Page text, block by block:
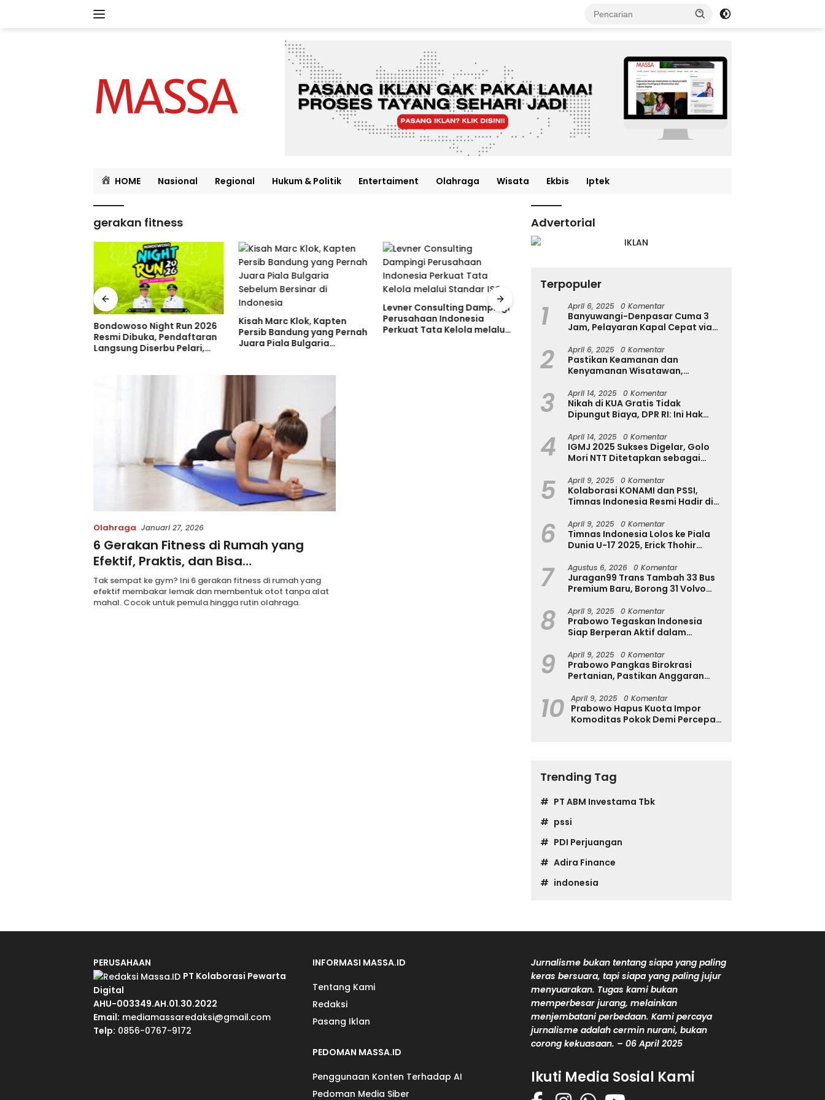
HOME Nasional Regional Hukum & Politik Entertaiment Olahraga Wisata Ekbis Iptek
gerakan fitness
Bondowoso Night Run 2026
Resmi Dibuka, Pendaftaran
Langsung Diserbu Pelari,
Kisah Marc Klok, Kapten
Persib Bandung yang Pernah
Juara Piala Bulgaria
Levner Consulting Dampingi
Perusahaan Indonesia
Perkuat Tata Kelola melalui
Rumah Diserang Rayap
Tanpa Disadari? Kenali
Tanda Awalnya Sebelum
Dinkominfostasandi
Purworejo Kenalkan Formula
Olahraga Januari 27, 2026
6 Gerakan Fitness di Rumah yang
Efektif, Praktis, dan Bisa
Menggantikan Gym
Tak sempat ke gym? Ini 6 gerakan fitness di rumah yang
efektif membakar lemak dan membentuk otot tanpa alat
mahal. Cocok untuk pemula hingga rutin olahraga.
Advertorial
Terpopuler
1 April 6, 2025 0 Komentar
Banyuwangi-Denpasar Cuma 3
Jam, Pelayaran Kapal Cepat via
Denpasar Segera Dibuka
2 April 6, 2025 0 Komentar
Pastikan Keamanan dan
Kenyamanan Wisatawan,
Tinjau Destinasi Wisata
3 April 14, 2025 0 Komentar
Nikah di KUA Gratis Tidak
Dipungut Biaya, DPR RI: Ini Hak
4 April 14, 2025 0 Komentar
IGMJ 2025 Sukses Digelar, Golo
Mori NTT Ditetapkan sebagai
5 April 9, 2025 0 Komentar
Kolaborasi KONAMI dan PSSI,
Timnas Indonesia Resmi Hadir di
6 April 9, 2025 0 Komentar
Timnas Indonesia Lolos ke Piala
Dunia U-17 2025, Erick Thohir
7 Agustus 6, 2026 0 Komentar
Juragan99 Trans Tambah 33 Bus
Premium Baru, Borong 31 Volvo
di GIIAS 2026
8 April 9, 2025 0 Komentar
Prabowo Tegaskan Indonesia
Siap Berperan Aktif dalam
9 April 9, 2025 0 Komentar
Prabowo Pangkas Birokrasi
Pertanian, Pastikan Anggaran
10 April 9, 2025 0 Komentar
Prabowo Hapus Kuota Impor
Komoditas Pokok Demi Percepat
Trending Tag
PT ABM Investama Tbk
pssi
PDI Perjuangan
Adira Finance
indonesia
PERUSAHAAN
PT Kolaborasi Pewarta
Digital
AHU-003349.AH.01.30.2022
Email: mediamassaredaksi@gmail.com
Telp: 0856-0767-9172
INFORMASI MASSA.ID
Tentang Kami
Redaksi
Pasang Iklan
PEDOMAN MASSA.ID
Penggunaan Konten Terhadap AI
Pedoman Media Siber
Jurnalisme bukan tentang siapa yang paling
keras bersuara, tapi siapa yang paling jujur
menyuarakan. Tugas kami bukan
memperbesar jurang, melainkan
menjembatani perbedaan. Kami percaya
jurnalisme adalah cermin nurani, bukan
corong kekuasaan. – 06 April 2025
Ikuti Media Sosial Kami